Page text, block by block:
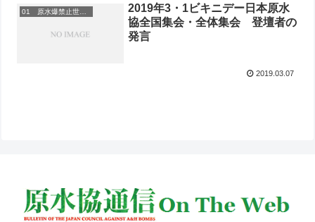
01 原水爆禁止世界大会
2019年3・1ビキニデー日本原水
協全国集会・全体集会 登壇者の
発言
2019.03.07